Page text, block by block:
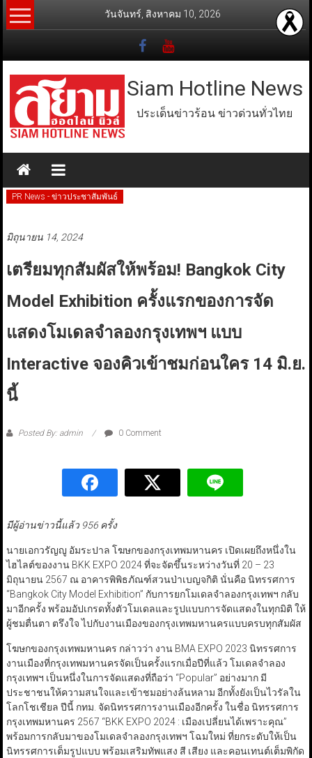
Skip
to
วันจันทร์, สิงหาคม 10, 2026
Siam Hotline News
ประเด็นข่าวร้อน ข่าวด่วนทั่วไทย
PR News - ข่าวประชาสัมพันธ์
มิถุนายน 14, 2024
เตรียมทุกสัมผัสให้พร้อม! Bangkok City
Model Exhibition ครั้งแรกของการจัด
แสดงโมเดลจำลองกรุงเทพฯ แบบ
Interactive จองคิวเข้าชมก่อนใคร 14 มิ.ย.
นี้
Posted By: admin 0 Comment
มีผู้อ่านข่าวนี้แล้ว 956 ครั้ง
นายเอกวรัญญู อัมระปาล โฆษกของกรุงเทพมหานคร เปิดเผยถึงหนึ่งใน
ไฮไลต์ของงาน BKK EXPO 2024 ที่จะจัดขึ้นระหว่างวันที่ 20 – 23
มิถุนายน 2567 ณ อาคารพิพิธภัณฑ์สวนป่าเบญจกิติ นั่นคือ นิทรรศการ
“Bangkok City Model Exhibition” กับการยกโมเดลจำลองกรุงเทพฯ กลับ
มาอีกครั้ง พร้อมอัปเกรดทั้งตัวโมเดลและรูปแบบการจัดแสดงในทุกมิติ ให้
ผู้ชมตื่นตา ตรึงใจ ไปกับงานเมืองของกรุงเทพมหานครแบบครบทุกสัมผัส
โฆษกของกรุงเทพมหานคร กล่าวว่า งาน BMA EXPO 2023 นิทรรศการ
งานเมืองที่กรุงเทพมหานครจัดเป็นครั้งแรกเมื่อปีที่แล้ว โมเดลจำลอง
กรุงเทพฯ เป็นหนึ่งในการจัดแสดงที่ถือว่า “Popular” อย่างมาก มี
ประชาชนให้ความสนใจและเข้าชมอย่างล้นหลาม อีกทั้งยังเป็นไวรัลใน
โลกโชเชียล ปีนี้ กทม. จัดนิทรรศการงานเมืองอีกครั้ง ในชื่อ นิทรรศการ
กรุงเทพมหานคร 2567 “BKK EXPO 2024 : เมืองเปลี่ยนได้เพราะคุณ”
พร้อมการกลับมาของโมเดลจำลองกรุงเทพฯ โฉมใหม่ ที่ยกระดับให้เป็น
นิทรรศการเต็มรูปแบบ พร้อมเสริมทัพแสง สี เสียง และคอนเทนต์เต็มพิกัด